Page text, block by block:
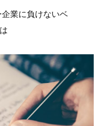
業に負けないベ